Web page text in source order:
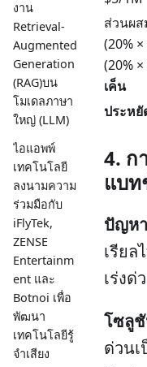
งาน
Retrieval-
Augmented
Generation
(RAG)บน
โมเดลภาษา
ใหญ่ (LLM)
ไอแอพพ์
เทคโนโลยี
ลงนามความ
ร่วมมือกับ
iFlyTek,
ZENSE
Entertainm
ent และ
Botnoi เพื่อ
พัฒนา
เทคโนโลยีรู้
จำเสียง
ส่วนผ
(20%
(20%
เค็น
ประห
4. ก
แบท
ปัญหา
เรียล
เร่งด่
โซลู
ด่วน